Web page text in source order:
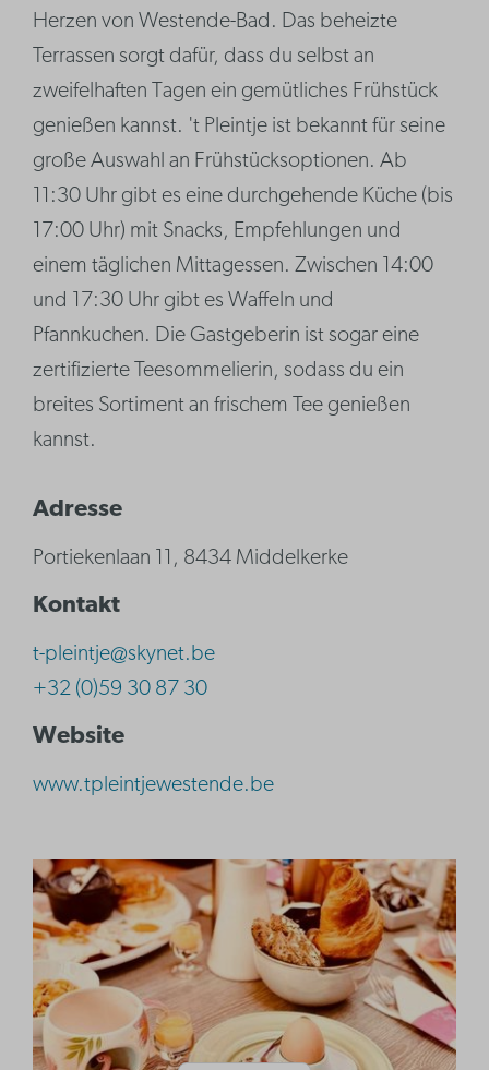
Herzen von Westende-Bad. Das beheizte
Terrassen sorgt dafür, dass du selbst an
zweifelhaften Tagen ein gemütliches Frühstück
genießen kannst. 't Pleintje ist bekannt für seine
große Auswahl an Frühstücksoptionen. Ab
11:30 Uhr gibt es eine durchgehende Küche (bis
17:00 Uhr) mit Snacks, Empfehlungen und
einem täglichen Mittagessen. Zwischen 14:00
und 17:30 Uhr gibt es Waffeln und
Pfannkuchen. Die Gastgeberin ist sogar eine
zertifizierte Teesommelierin, sodass du ein
breites Sortiment an frischem Tee genießen
kannst.
Adresse
Portiekenlaan 11, 8434 Middelkerke
Kontakt
t-pleintje@skynet.be
+32 (0)59 30 87 30
Website
www.tpleintjewestende.be